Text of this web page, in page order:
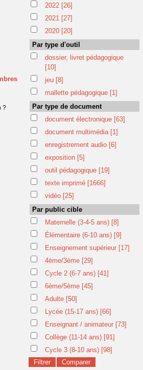
?
2022 [26]
2021 [27]
2020 [20]
Par type d'outil
dossier, livret pédagogique
[10]
jeu [8]
mallette pédagogique [1]
Par type de document
document électronique [63]
document multimédia [1]
enregistrement audio [6]
exposition [5]
outil pédagogique [19]
texte imprimé [1666]
vidéo [25]
Par public cible
Maternelle (3-4-5 ans) [8]
Élémentaire (6-10 ans) [9]
Enseignement supérieur [17]
4ème/3ème [29]
Cycle 2 (6-7 ans) [41]
6ème/5ème [45]
Adulte [50]
Lycée (15-17 ans) [66]
Enseignant / animateur [73]
Collège (11-14 ans) [91]
Cycle 3 (8-10 ans) [98]